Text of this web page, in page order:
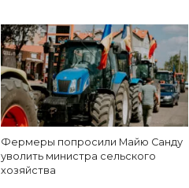
Фермеры попросили Майю Санду
уволить министра сельского
хозяйства